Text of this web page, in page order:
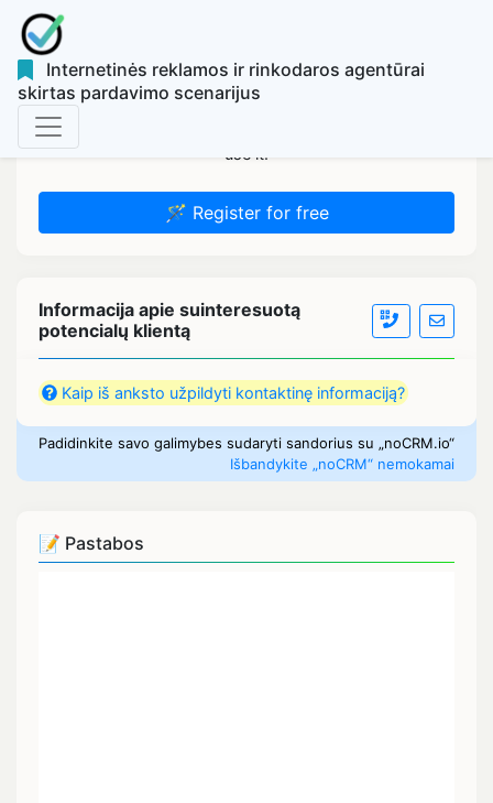
Internetinės reklamos ir rinkodaros agentūrai
skirtas pardavimo scenarijus
Sign up for free to personalize the script and be able to
use it.
🪄 Register for free
Informacija apie suinteresuotą
potencialų klientą
Kaip iš anksto užpildyti kontaktinę informaciją?
Padidinkite savo galimybes sudaryti sandorius su „noCRM.io“
Išbandykite „noCRM“ nemokamai
📝 Pastabos